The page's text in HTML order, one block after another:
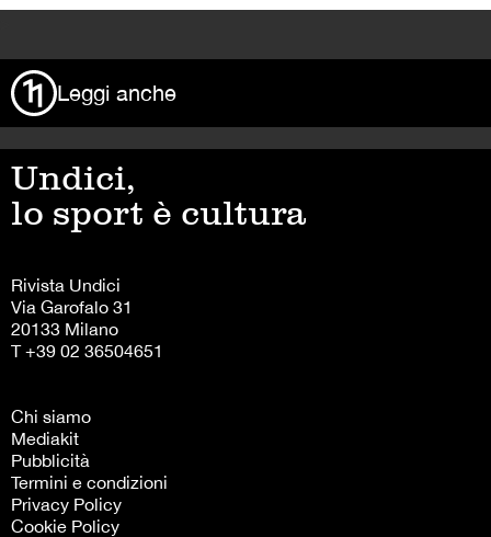
Leggi anche
Undici,
lo sport è cultura
Rivista Undici
Via Garofalo 31
20133 Milano
T +39 02 36504651
Chi siamo
Mediakit
Pubblicità
Termini e condizioni
Privacy Policy
Cookie Policy